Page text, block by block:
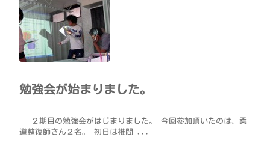
勉強会が始まりました。
２期目の勉強会がはじまりました。 今回参加頂いたのは、柔
道整復師さん２名。 初日は椎間 ...